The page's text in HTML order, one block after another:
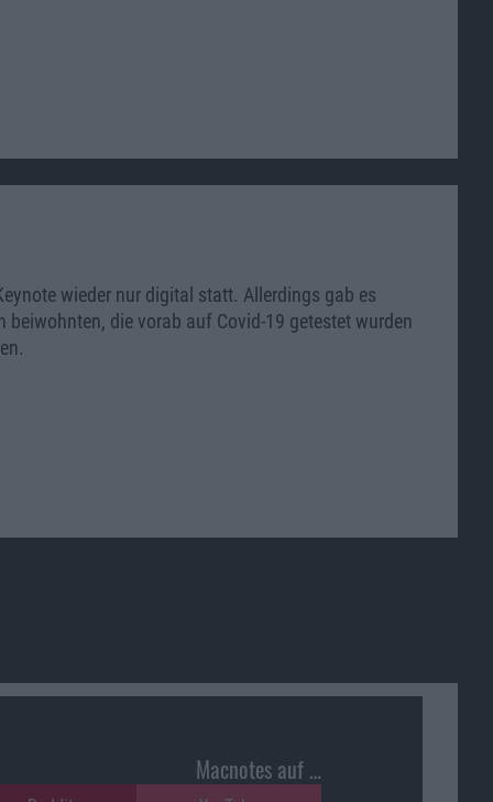
wieder nur digital statt. Allerdings gab es
beiwohnten, die vorab auf Covid-19 getestet wurden
Macnotes auf …